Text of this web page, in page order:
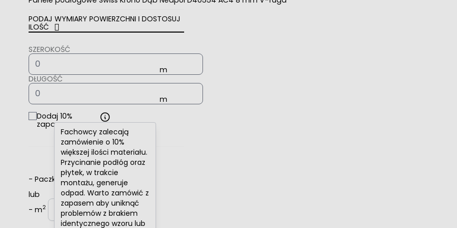
PODAJ WYMIARY POWIERZCHNI I DOSTOSUJ
ILOŚĆ
SZEROKOŚĆ
DŁUGOŚĆ
Dodaj 10%
zapasu
Fachowcy zalecają
zamówienie o 10%
większej ilości materiału.
Przycinanie podłóg oraz
płytek, w trakcie
montażu, generuje
odpad. Warto zamówić z
zapasem aby uniknąć
problemów z brakiem
identycznego wzoru lub
- Paczki
+
lub
- m2
+